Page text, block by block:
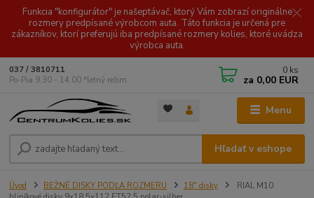
Funkcia "konfigurátor" je našeptávač, ktorý Vám zobrazí originálne
rozmery predpísané výrobcom auta. Táto funkcia je určená pre
zákazníkov, ktorí preferujú iba predpísané rozmery kolies, ktoré uvádza
výrobca auta.
Menu
Hľadať v eshope
037 / 3810711
Po-Pia 9.30 - 14.00 *letný režim
0 ks
za 0,00 EUR
Úvod BEŽNÉ DISKY PODĽA ROZMERU 18" disky
RIAL M10